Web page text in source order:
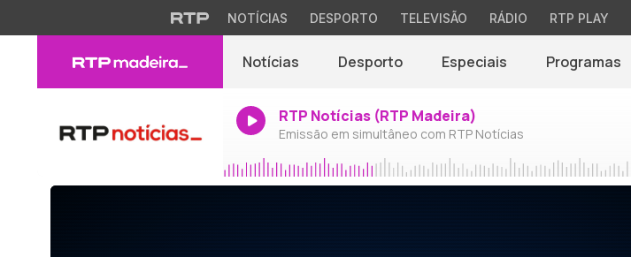
NOTÍCIAS DESPORTO TELEVISÃO RÁDIO RTP PLAY
Notícias Desporto Especiais Programas
RTP Notícias (RTP Madeira)
Emissão em simultâneo com RTP Notícias